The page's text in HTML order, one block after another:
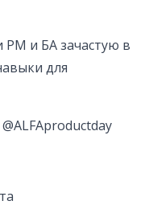
РМ и БА зачастую в
для